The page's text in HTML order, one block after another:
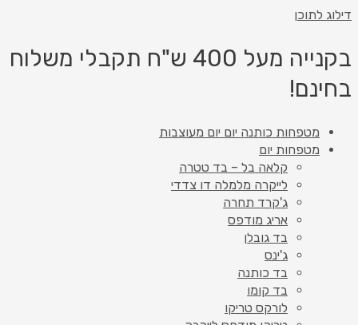
דילוג לתוכן
בקנייה מעל 400 ש"ח תקבלי משלוח
בחינם!
מטפחות כותנה יום יום מעוצבות
מטפחות יום
קלאה בל – בד טטרה
לייקרה מלמלה דו צדדי
ג'קרד תחרה
אריג מודפס
בד גובלן
ג'ינס
בד כותנה
בד קומו
לורקס טריקו